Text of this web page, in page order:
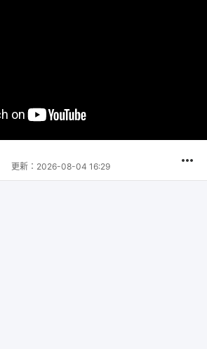
更新： 2026-08-04 16:29